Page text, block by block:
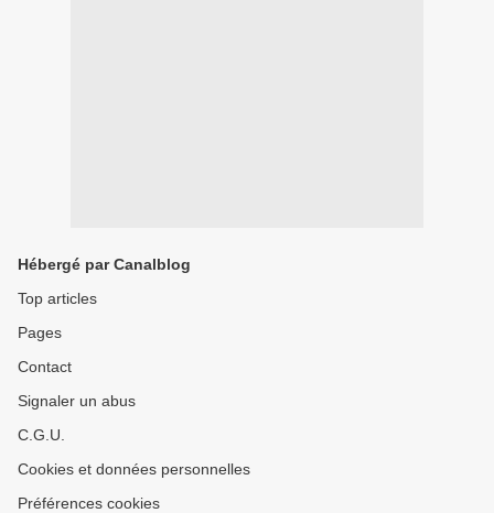
Hébergé par Canalblog
Top articles
Pages
Contact
Signaler un abus
C.G.U.
Cookies et données personnelles
Préférences cookies